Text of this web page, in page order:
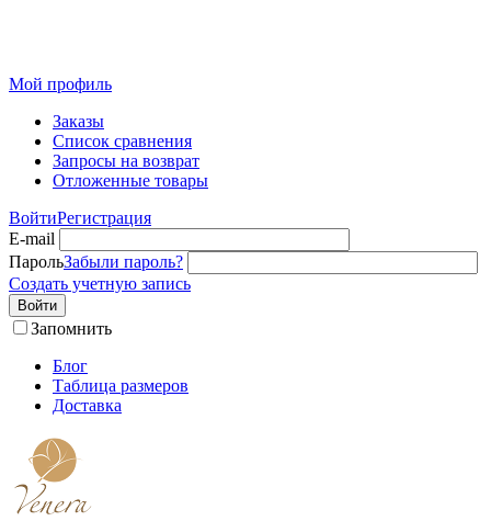
Мой профиль
Заказы
Список сравнения
Запросы на возврат
Отложенные товары
ВойтиРегистрация
E-mail
ПарольЗабыли пароль?
Создать учетную запись
Войти
Запомнить
Блог
Таблица размеров
Доставка